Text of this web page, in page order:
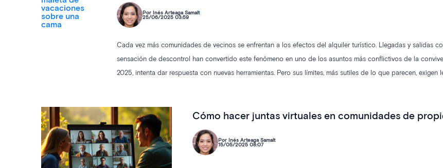
Por Inés Arteaga Samalt
25/06/2025 03:59
Cada vez más comunidades de vecinos se enfrentan a los efectos del alquiler turístico. Llegadas y salidas
sensación de descontrol han convertido este fenómeno en uno de los asuntos más conflictivos de la
2025, intenta dar respuesta con nuevas herramientas. Pero sus límites, más sutiles de lo que parecen,
Cómo hacer juntas virtuales en comunidades de
Por Inés Arteaga Samalt
15/05/2025 08:07